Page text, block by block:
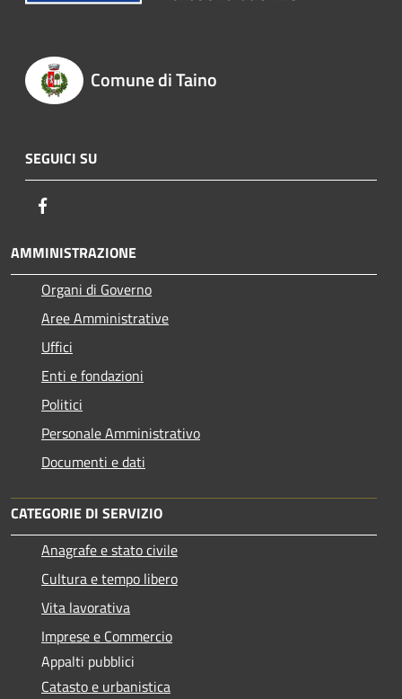
Comune di Taino
SEGUICI SU
AMMINISTRAZIONE
Organi di Governo
Aree Amministrative
Uffici
Enti e fondazioni
Politici
Personale Amministrativo
Documenti e dati
CATEGORIE DI SERVIZIO
Anagrafe e stato civile
Cultura e tempo libero
Vita lavorativa
Imprese e Commercio
Appalti pubblici
Catasto e urbanistica